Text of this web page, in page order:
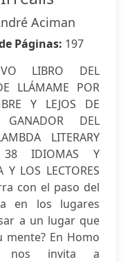
Aciman
Páginas: 197
LIBRO DEL
LLÁMAME POR
Y LEJOS DE
GANADOR DEL
LITERARY
38 IDIOMAS Y
Y LOS LECTORES
con el paso del
en los lugares
a un lugar que
mente? En Homo
nos invita a